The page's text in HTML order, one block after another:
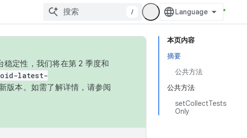
/
本页内容
摘要
公共方法
公共方法
setCollectTests
Only
定性，我们将在第 2 季度和
latest-
版本。如需了解详情，请参阅